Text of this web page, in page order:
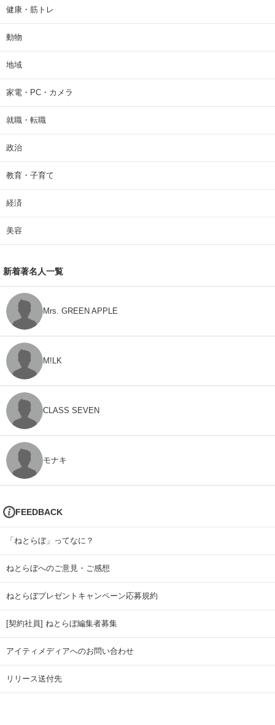
健康・筋トレ
動物
地域
家電・PC・カメラ
就職・転職
政治
教育・子育て
経済
美容
新着著名人一覧
Mrs. GREEN APPLE
M!LK
CLASS SEVEN
モナキ
FEEDBACK
「ねとらぼ」ってなに？
ねとらぼへのご意見・ご感想
ねとらぼプレゼントキャンペーン応募規約
[契約社員] ねとらぼ編集者募集
アイティメディアへのお問い合わせ
リリース送付先